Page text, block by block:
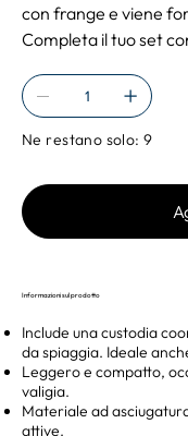
con frange e viene
Completa il tuo set
Ne restano solo: 9
Informazioni sul prodotto
Include una custodia
da spiaggia. Ideale
Leggero e compatto,
valigia.
Materiale ad
attive.